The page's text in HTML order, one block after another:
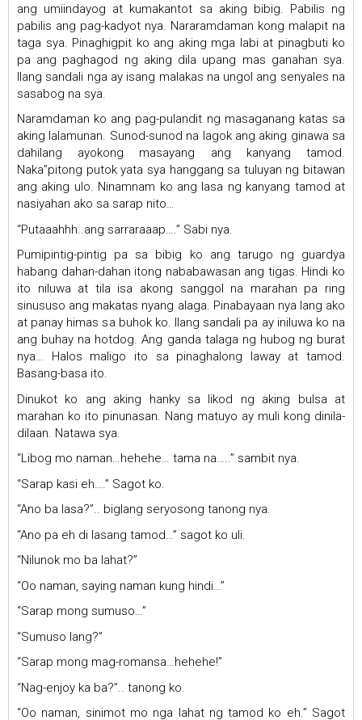
ang umiindayog at kumakantot sa aking bibig. Pabilis ng
pabilis ang pag-kadyot nya. Nararamdaman kong malapit na
taga sya. Pinaghigpit ko ang aking mga labi at pinagbuti ko
pa ang paghagod ng aking dila upang mas ganahan sya.
Ilang sandali nga ay isang malakas na ungol ang senyales na
sasabog na sya.
Naramdaman ko ang pag-pulandit ng masaganang katas sa
aking lalamunan. Sunod-sunod na lagok ang aking ginawa sa
dahilang ayokong masayang ang kanyang tamod.
Naka”pitong putok yata sya hanggang sa tuluyan ng bitawan
ang aking ulo. Ninamnam ko ang lasa ng kanyang tamod at
nasiyahan ako sa sarap nito…
“Putaaahhh..ang sarraraaap….” Sabi nya.
Pumipintig-pintig pa sa bibig ko ang tarugo ng guardya
habang dahan-dahan itong nababawasan ang tigas. Hindi ko
ito niluwa at tila isa akong sanggol na marahan pa ring
sinususo ang makatas nyang alaga. Pinabayaan nya lang ako
at panay himas sa buhok ko. Ilang sandali pa ay iniluwa ko na
ang buhay na hotdog. Ang ganda talaga ng hubog ng burat
nya… Halos maligo ito sa pinaghalong laway at tamod.
Basang-basa ito.
Dinukot ko ang aking hanky sa likod ng aking bulsa at
marahan ko ito pinunasan. Nang matuyo ay muli kong dinila-
dilaan. Natawa sya.
“Libog mo naman…hehehe… tama na…..” sambit nya.
“Sarap kasi eh….” Sagot ko.
“Ano ba lasa?”.. biglang seryosong tanong nya.
“Ano pa eh di lasang tamod…” sagot ko uli.
“Nilunok mo ba lahat?”
“Oo naman, saying naman kung hindi…”
“Sarap mong sumuso…”
“Sumuso lang?”
“Sarap mong mag-romansa…hehehe!”
“Nag-enjoy ka ba?”.. tanong ko.
“Oo naman, sinimot mo nga lahat ng tamod ko eh.” Sagot